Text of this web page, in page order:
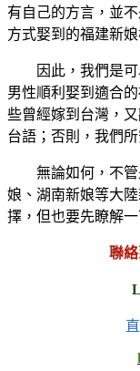
有自己的方言，並
方式娶到的福建新娘
因此，我們是
男性順利娶到適合
些曾經嫁到台灣，
台語；否則，我們
無論如何，不
娘、湖南新娘等大
擇，但也要先瞭解
聯